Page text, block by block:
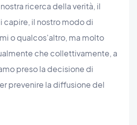
ricerca della verità, il
capire, il nostro modo di
o qualcos'altro, ma molto
che collettivamente, a
preso la decisione di
prevenire la diffusione del